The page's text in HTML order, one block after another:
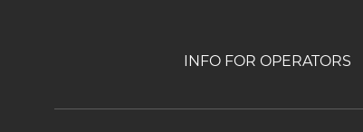
INFO FOR OPERATORS